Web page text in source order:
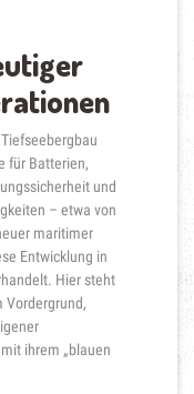
für Batterien,
und
– etwa von
maritimer
Entwicklung in
Hier steht
Vordergrund,
ihrem „blauen